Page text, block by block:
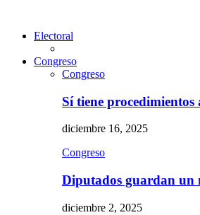
Electoral
Congreso
Congreso
Sí tiene
diciembre 16, 2025
Congreso
Diputados guardan
diciembre 2, 2025